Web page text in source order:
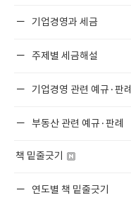
기업경영과 세금
주제별 세금해설
기업경영 관련 예규·판례
부동산 관련 예규·판례
책 밑줄긋기
연도별 책 밑줄긋기